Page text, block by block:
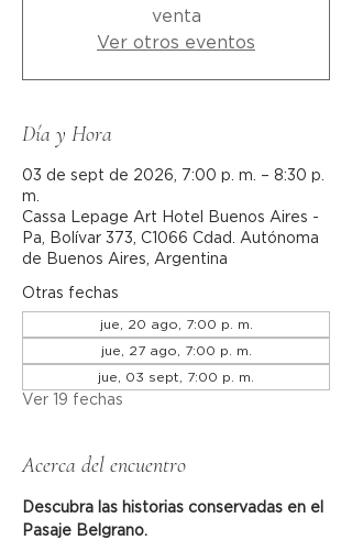
venta
Ver otros eventos
Día y Hora
03 de sept de 2026, 7:00 p. m. – 8:30 p.
m.
Cassa Lepage Art Hotel Buenos Aires -
Pa, Bolívar 373, C1066 Cdad. Autónoma
de Buenos Aires, Argentina
Otras fechas
jue, 20 ago, 7:00 p. m.
jue, 27 ago, 7:00 p. m.
jue, 03 sept, 7:00 p. m.
Ver 19 fechas
Acerca del encuentro
Descubra las historias conservadas en el
Pasaje Belgrano.